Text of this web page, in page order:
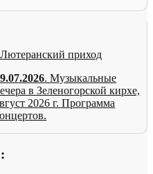
Лютеранский приход
. Музыкальные
в Зеленогорской кирхе,
2026 г. Программа